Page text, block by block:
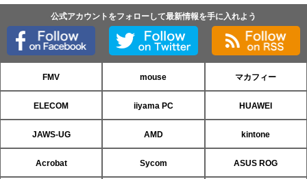
公式アカウントをフォローして最新情報を手に入れよう
FMV mouse マカフィー
ELECOM iiyama PC HUAWEI
JAWS-UG AMD kintone
Acrobat Sycom ASUS ROG